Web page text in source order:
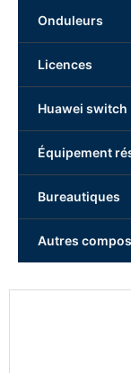
Onduleurs
Licences
Huawei switch
Équipement
Bureautiques
Autres